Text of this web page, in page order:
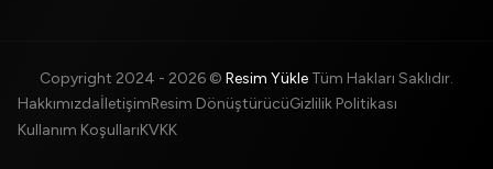
Copyright 2024 - 2026 © Resim Yükle Tüm Hakları Saklıdır.
HakkımızdaİletişimResim DönüştürücüGizlilik Politikası
Kullanım KoşullarıKVKK